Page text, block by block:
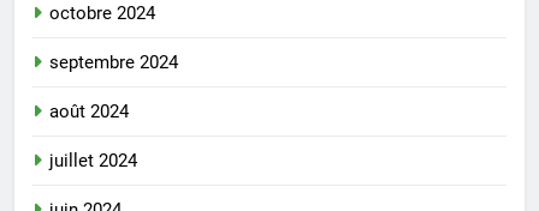
octobre 2024
septembre 2024
août 2024
juillet 2024